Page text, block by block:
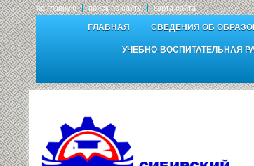
на главную поиск по сайту карта сайта
ГЛАВНАЯ СВЕДЕНИЯ ОБ
УЧЕБНО-ВОСПИТАТЕЛЬНАЯ